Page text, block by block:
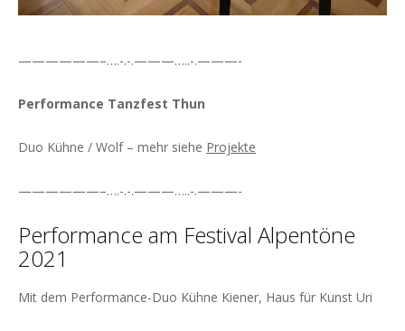
——————–….-.-.———…..-.———-
Performance Tanzfest Thun
Duo Kühne / Wolf – mehr siehe Projekte
——————–….-.-.———…..-.———-
Performance am Festival Alpentöne
2021
Mit dem Performance-Duo Kühne Kiener, Haus für Kunst Uri